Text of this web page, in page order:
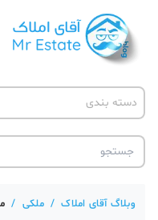
دسته بندی
آقای مشاور املاک
آکادمی آقای املاک
آموزش املاک
آموزش پلتفرم آقای املاک
وبلاگ آقای املاک / ملکی /